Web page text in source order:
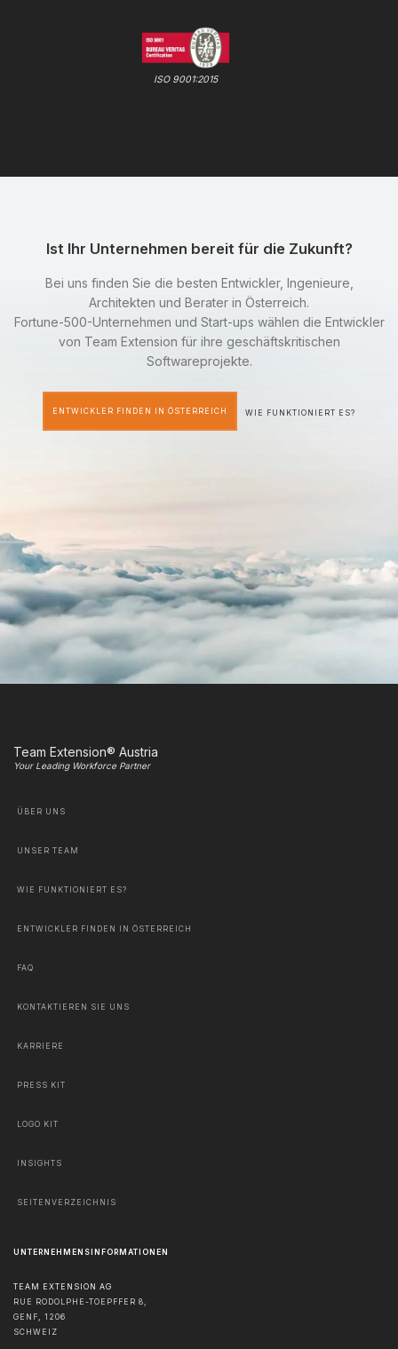
ISO 9001:2015
Ist Ihr Unternehmen bereit für die Zukunft?
Bei uns finden Sie die besten Entwickler, Ingenieure,
Architekten und Berater in Österreich.
Fortune-500-Unternehmen und Start-ups wählen die Entwickler
von Team Extension für ihre geschäftskritischen
Softwareprojekte.
ENTWICKLER FINDEN IN ÖSTERREICH WIE FUNKTIONIERT ES?
Team Extension® Austria
Your Leading Workforce Partner
ÜBER UNS
UNSER TEAM
WIE FUNKTIONIERT ES?
ENTWICKLER FINDEN IN ÖSTERREICH
FAQ
KONTAKTIEREN SIE UNS
KARRIERE
PRESS KIT
LOGO KIT
INSIGHTS
SEITENVERZEICHNIS
UNTERNEHMENSINFORMATIONEN
TEAM EXTENSION AG
RUE RODOLPHE-TOEPFFER 8,
GENF, 1206
SCHWEIZ